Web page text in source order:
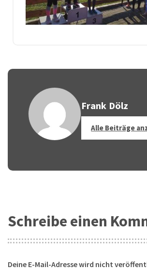
Frank Dölz
Alle Beiträge
Schreibe einen
Deine E-Mail-Adresse wird nicht